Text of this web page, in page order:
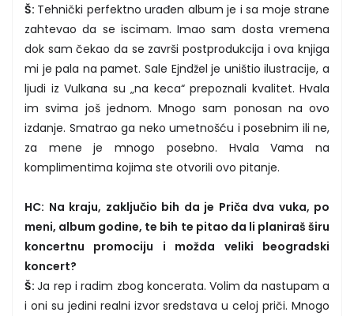
Š: Tehnički perfektno urađen album je i sa moje strane
zahtevao da se iscimam. Imao sam dosta vremena
dok sam čekao da se završi postprodukcija i ova knjiga
mi je pala na pamet. Sale Ejndžel je uništio ilustracije, a
ljudi iz Vulkana su „na keca“ prepoznali kvalitet. Hvala
im svima još jednom. Mnogo sam ponosan na ovo
izdanje. Smatrao ga neko umetnošću i posebnim ili ne,
za mene je mnogo posebno. Hvala Vama na
komplimentima kojima ste otvorili ovo pitanje.
HC: Na kraju, zaključio bih da je Priča dva vuka, po
meni, album godine, te bih te pitao da li planiraš širu
koncertnu promociju i možda veliki beogradski
koncert?
Š:Ja rep i radim zbog koncerata. Volim da nastupam a
i oni su jedini realni izvor sredstava u celoj priči. Mnogo